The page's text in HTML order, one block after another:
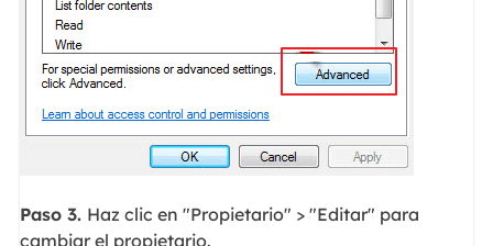
Paso 3. Haz clic en "Propietario" > "Editar" para
cambiar el propietario.